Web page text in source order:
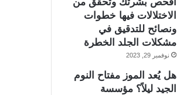
الاختلالات فيها خطوات
ونصائح للتدقيق في
مشكلات الجلد الخطرة
نوفمبر 29, 2023
هل يُعد الموز مفتاح النوم
الجيد ليلاً؟ مؤسسة